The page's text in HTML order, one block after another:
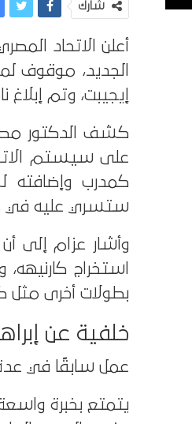
شارك
أعلن الاتحاد
إيجيبت، وتم إبلاغ
كشف الدكتور
على سيستم
كمدرب وإضافته
ستسري عليه في
وأشار عزام إلى
استخراج
بطولات أخرى
خلفية عن
عمل سابقًا في عدة
يتمتع بخبرة